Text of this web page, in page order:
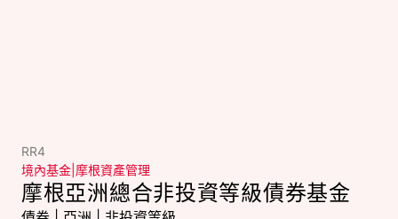
RR4
境內基金 摩根資產管理
摩根亞洲總合非投資等級債券基金